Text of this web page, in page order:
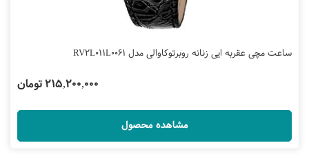
ساعت مچی عقربه ایی زنانه روبرتوکاوالی مدل RV2L011L0061
215,200,000 تومان
مشاهده محصول